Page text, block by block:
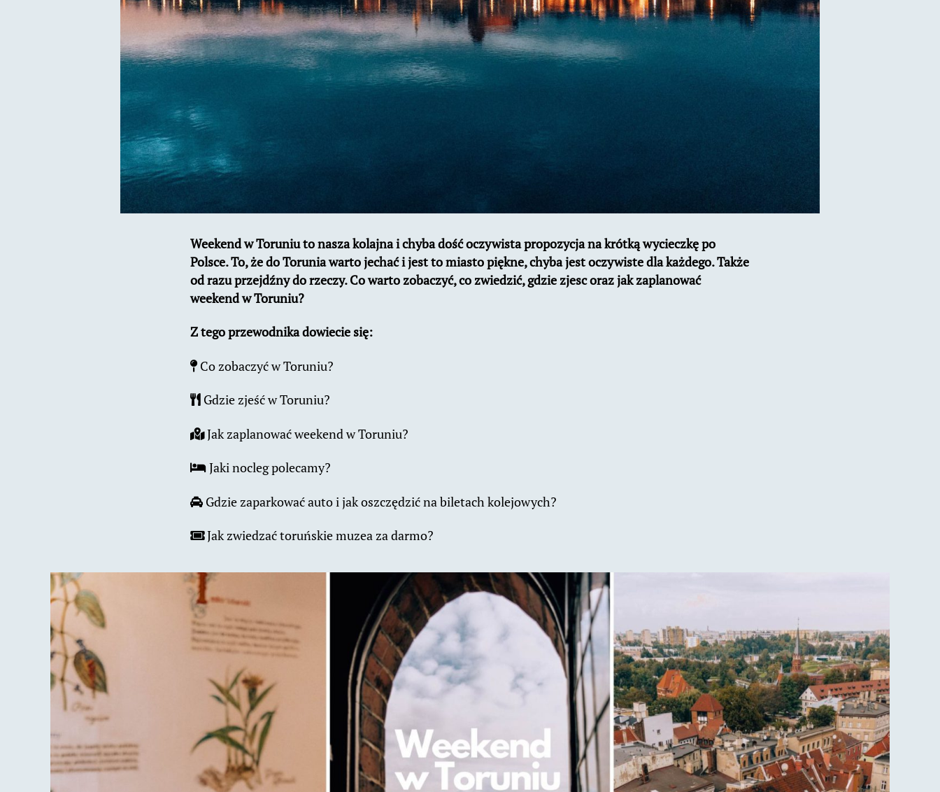
Weekend w Toruniu to nasza kolajna i chyba dość oczywista propozycja na krótką wycieczkę po
Polsce. To, że do Torunia warto jechać i jest to miasto piękne, chyba jest oczywiste dla każdego. Także
od razu przejdźny do rzeczy. Co warto zobaczyć, co zwiedzić, gdzie zjesc oraz jak zaplanować
weekend w Toruniu?
Z tego przewodnika dowiecie się:
Co zobaczyć w Toruniu?
Gdzie zjeść w Toruniu?
Jak zaplanować weekend w Toruniu?
Jaki nocleg polecamy?
Gdzie zaparkować auto i jak oszczędzić na biletach kolejowych?
Jak zwiedzać toruńskie muzea za darmo?